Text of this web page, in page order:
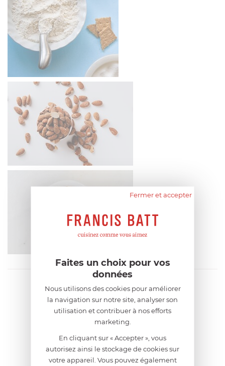
Fermer et accepter
Faites un choix pour vos
données
Nous utilisons des cookies pour améliorer
la navigation sur notre site, analyser son
utilisation et contribuer à nos efforts
marketing.
En cliquant sur « Accepter », vous
autorisez ainsi le stockage de cookies sur
votre appareil. Vous pouvez également